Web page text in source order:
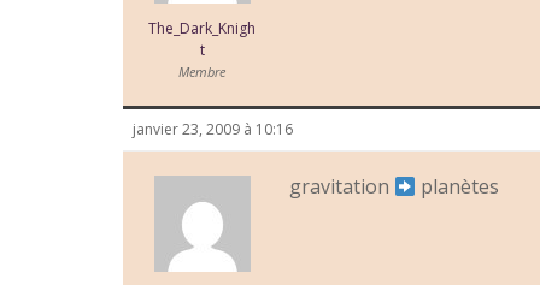
The_Dark_Knigh
t
Membre
janvier 23, 2009 à 10:16
gravitation planètes